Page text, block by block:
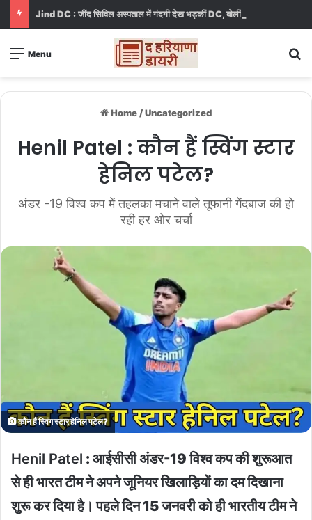
Menu
Home /Uncategorized
Henil Patel : कौन हैं स्विंग स्टार
हेनिल पटेल?
अंडर -19 विश्व कप में तहलका मचाने वाले तूफानी गेंदबाज की हो
रही हर ओर चर्चा
कौन हैं स्विंग स्टार हेनिल पटेल?
Henil Patel : आईसीसी अंडर-19 विश्‍व कप की शुरूआत
से ही भारत टीम ने अपने जूनियर खिलाड़ियाें का दम दिखाना
शुरू कर दिया है। पहले दिन 15 जनवरी को ही भारतीय टीम ने